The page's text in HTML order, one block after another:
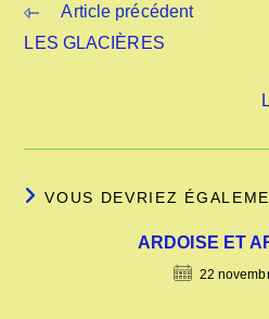
Article précédent
LES GLACIÈRES
VOUS DEVRIEZ
ARDOISE ET
22